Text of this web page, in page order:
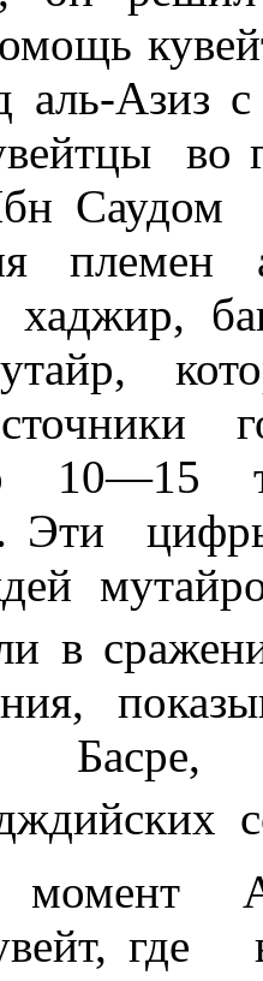
Азиз с
во
Саудом
хаджир,
10—15
Эти
в
Басре,
момент
где